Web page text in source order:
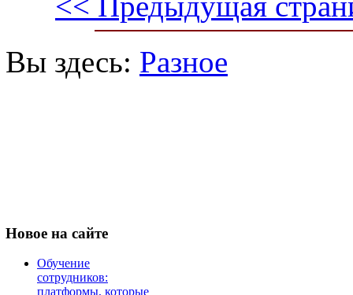
Вы здесь: Разное
Новое на сайте
Обучение
сотрудников:
платформы, которые